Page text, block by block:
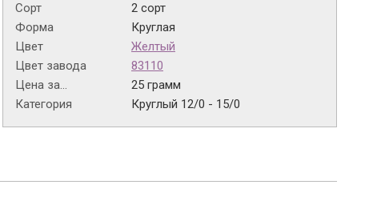
Сорт
2 сорт
Форма
Круглая
Цвет
Желтый
Цвет завода
83110
Цена за...
25 грамм
Категория
Круглый 12/0 - 15/0